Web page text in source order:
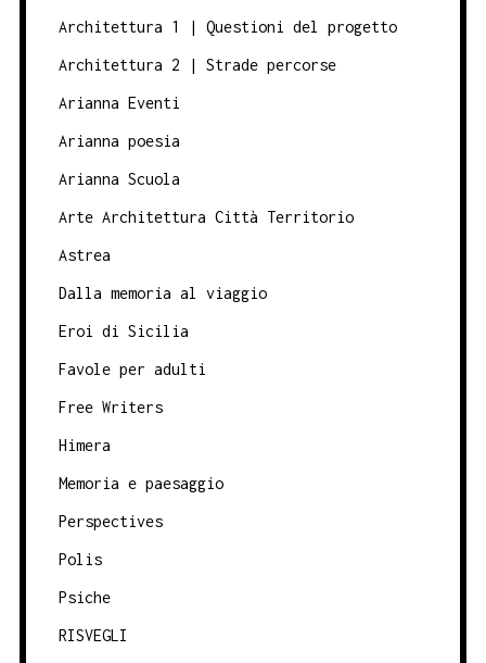
Architettura 1 | Questioni del progetto
Architettura 2 | Strade percorse
Arianna Eventi
Arianna poesia
Arianna Scuola
Arte Architettura Città Territorio
Astrea
Dalla memoria al viaggio
Eroi di Sicilia
Favole per adulti
Free Writers
Himera
Memoria e paesaggio
Perspectives
Polis
Psiche
RISVEGLI